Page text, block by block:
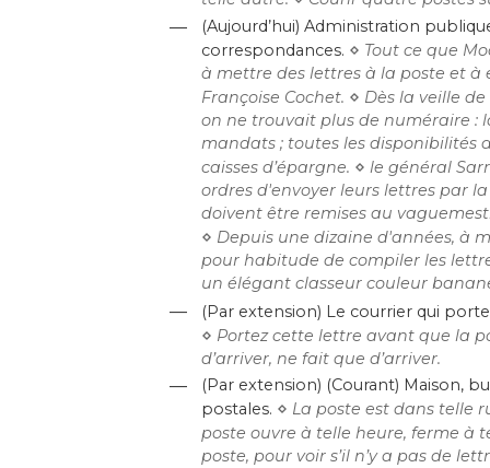
—
(Aujourd’hui) Administration
correspondances. ⋄ Tout ce que
à mettre des lettres à la poste et à
Françoise Cochet. ⋄ Dès la veille
on ne trouvait plus de numéraire :
mandats ; toutes les disponibilités
caisses d’épargne. ⋄ le général
ordres d'envoyer leurs lettres par
doivent être remises au
⋄ Depuis une dizaine d'années, à
pour habitude de compiler les
un élégant classeur couleur
— (Par extension) Le courrier qui
⋄ Portez cette lettre avant que la
d’arriver, ne fait que d’arriver.
—
(Par extension) (Courant) Maison,
postales. ⋄ La poste est dans telle
poste ouvre à telle heure, ferme à
poste, pour voir s’il n’y a pas de